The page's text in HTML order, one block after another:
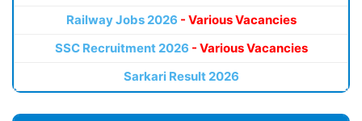
Railway Jobs 2026 - Various Vacancies
SSC Recruitment 2026 - Various Vacancies
Sarkari Result 2026